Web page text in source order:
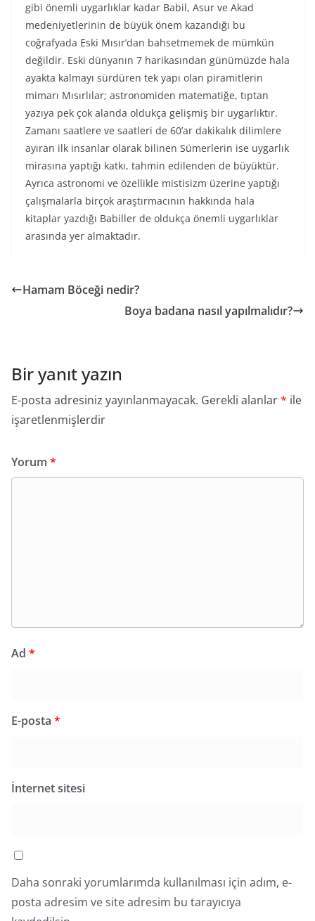
gibi önemli uygarlıklar kadar Babil, Asur ve Akad
medeniyetlerinin de büyük önem kazandığı bu
coğrafyada Eski Mısır’dan bahsetmemek de mümkün
değildir. Eski dünyanın 7 harikasından günümüzde hala
ayakta kalmayı sürdüren tek yapı olan piramitlerin
mimarı Mısırlılar; astronomiden matematiğe, tıptan
yazıya pek çok alanda oldukça gelişmiş bir uygarlıktır.
Zamanı saatlere ve saatleri de 60’ar dakikalık dilimlere
ayıran ilk insanlar olarak bilinen Sümerlerin ise uygarlık
mirasına yaptığı katkı, tahmin edilenden de büyüktür.
Ayrıca astronomi ve özellikle mistisizm üzerine yaptığı
çalışmalarla birçok araştırmacının hakkında hala
kitaplar yazdığı Babiller de oldukça önemli uygarlıklar
arasında yer almaktadır.
Hamam Böceği nedir?
Boya badana nasıl yapılmalıdır?
Bir yanıt yazın
E-posta adresiniz yayınlanmayacak. Gerekli alanlar* ile
işaretlenmişlerdir
Yorum *
Ad *
E-posta *
İnternet sitesi
Daha sonraki yorumlarımda kullanılması için adım, e-
posta adresim ve site adresim bu tarayıcıya